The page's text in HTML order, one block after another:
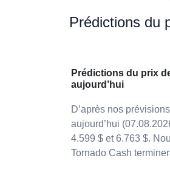
Prédictions du
Prédictions du prix
aujourd’hui
D’après nos
aujourd’hui
4.599 $ et 6.763 $.
Tornado Cash